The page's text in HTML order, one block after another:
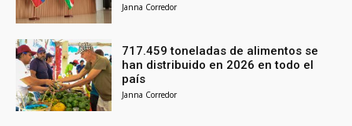
Janna Corredor
717.459 toneladas de alimentos se
han distribuido en 2026 en todo el
país
Janna Corredor